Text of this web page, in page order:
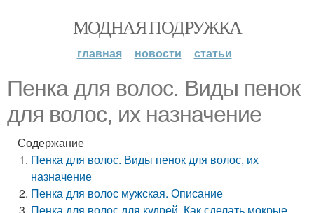
МОДНАЯ ПОДРУЖКА
главная новости статьи
Пенка для волос. Виды пенок
для волос, их назначение
Содержание
Пенка для волос. Виды пенок для волос, их
назначение
Пенка для волос мужская. Описание